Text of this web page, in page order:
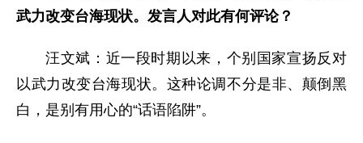
武力改变台海现状。发言人对此有何评论？
汪文斌：近一段时期以来，个别国家宣扬反对
以武力改变台海现状。这种论调不分是非、颠倒黑
白，是别有用心的“话语陷阱”。